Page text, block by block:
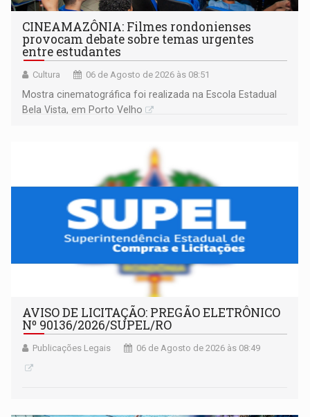
CINEAMAZÔNIA: Filmes rondonienses
provocam debate sobre temas urgentes
entre estudantes
Cultura 06 de Agosto de 2026 às 08:51
Mostra cinematográfica foi realizada na Escola Estadual
Bela Vista, em Porto Velho
AVISO DE LICITAÇÃO: PREGÃO ELETRÔNICO
Nº 90136/2026/SUPEL/RO
Publicações Legais 06 de Agosto de 2026 às 08:49